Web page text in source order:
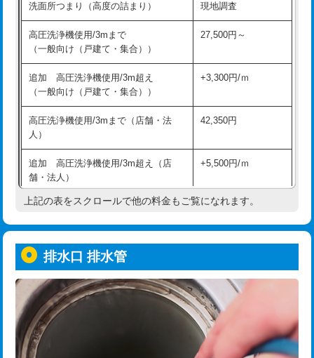
バスタブ設置 現場見積
追加人工 16,500円
廃棄・処分 現場見積
※給水管工事は20mmまでの価格です。
給水管工事※（ホール加工) 16,500円
給水管工事※（バンド止め)
給水管工事※（支持金具設置) 5,500円
給水管工事※（保温材使用（バンド止
め込み）)
5,500円
給水管工事※（土の掘削・埋め戻し作
業)
11,000円
給水管工事※（塩ビ管（VP・HI）使
用/3ｍまで)
用（追加）/3ｍ超え)
給水管工事※（ライニング鋼管・銅
管・ポリ管・HT管使用/3ｍまで)
44,000円
給水管工事※（ライニング鋼管・銅
管・ポリ管・HT管使用/3ｍ超え)
+8,800円
洗面所つまり（高度の詰まり） 現地調査
高圧洗浄機使用/3mまで
（一般向け（戸建て・集合））
27,500円～
追加 高圧洗浄機使用/3m超え
（一般向け（戸建て・集合））
+3,300円/ｍ
高圧洗浄機使用/3mまで（店舗・法
人）
42,350円
追加 高圧洗浄機使用/3m超え（店
舗・法人）
+5,500円/ｍ
高度高圧洗浄換 現地調査
トーラー機使用/3mまで
追加トーラー機使用/3m超え +3,300円
カメラ調査 33,000円
桝清掃 8,800円
上記の表をスクロールで他の料金もご覧になれます。
排水口 排水管